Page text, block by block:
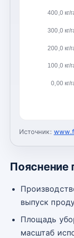
0,00 кг/
100,0 кг/
200,0 кг/
300,0 кг/
400,0 кг/
Источник:
Пояснение
выпуск
Площадь
масштаб